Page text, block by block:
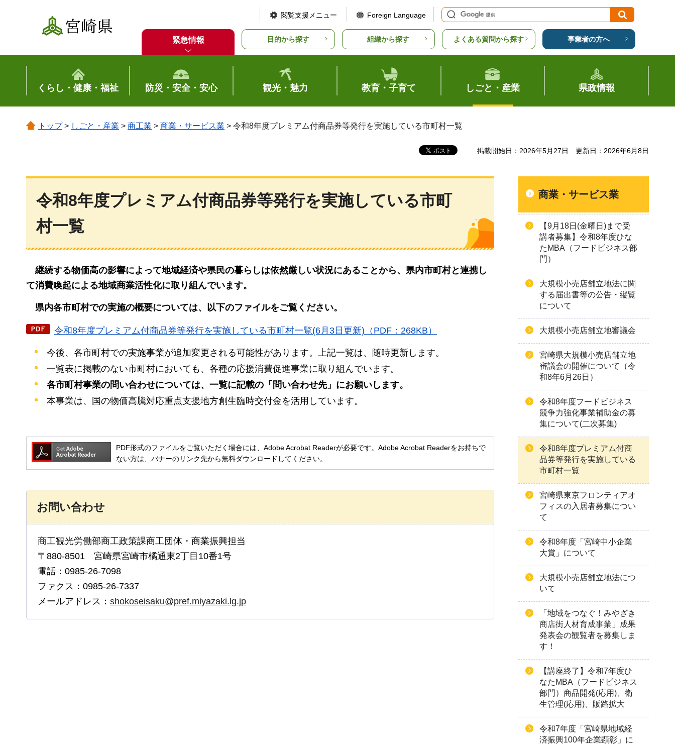
宮崎県
閲覧支援メニュー Foreign Language
緊急情報 目的から探す 組織から探す よくある質問から探す 事業者の方へ
くらし・健康・福祉 防災・安全・安心 観光・魅力 教育・子育て しごと・産業 県政情報
トップ> しごと・産業 > 商工業 > 商業・サービス業 > 令和8年度プレミアム付商品券等発行を実施している市町村一覧
掲載開始日：2026年5月27日 更新日：2026年6月8日
令和8年度プレミアム付商品券等発行を実施している市町
村一覧
継続する物価高の影響によって地域経済や県民の暮らしは依然厳しい状況にあることから、県内市町村と連携し
て消費喚起による地域商業活性化に取り組んでいます。
県内各市町村での実施の概要については、以下のファイルをご覧ください。
令和8年度プレミアム付商品券等発行を実施している市町村一覧(6月3日更新)（PDF：268KB）
今後、各市町村での実施事業が追加変更される可能性があります。上記一覧は、随時更新します。
一覧表に掲載のない市町村においても、各種の応援消費促進事業に取り組んでいます。
各市町村事業の問い合わせについては、一覧に記載の「問い合わせ先」にお願いします。
本事業は、国の物価高騰対応重点支援地方創生臨時交付金を活用しています。
PDF形式のファイルをご覧いただく場合には、Adobe Acrobat Readerが必要です。Adobe Acrobat Readerをお持ちで
ない方は、バナーのリンク先から無料ダウンロードしてください。
お問い合わせ
商工観光労働部商工政策課商工団体・商業振興担当
〒880-8501 宮崎県宮崎市橘通東2丁目10番1号
電話：0985-26-7098
ファクス：0985-26-7337
メールアドレス： shokoseisaku@pref.miyazaki.lg.jp
商業・サービス業
【9月18日(金曜日)まで受
講者募集】令和8年度ひな
たMBA（フードビジネス部
門）
大規模小売店舗立地法に関
する届出書等の公告・縦覧
について
大規模小売店舗立地審議会
宮崎県大規模小売店舗立地
審議会の開催について（令
和8年6月26日）
令和8年度フードビジネス
競争力強化事業補助金の募
集について(二次募集)
令和8年度プレミアム付商
品券等発行を実施している
市町村一覧
宮崎県東京フロンティアオ
フィスの入居者募集につい
て
令和8年度「宮崎中小企業
大賞」について
大規模小売店舗立地法につ
いて
「地域をつなぐ！みやざき
商店街人材育成事業」成果
発表会の観覧者を募集しま
す！
【講座終了】令和7年度ひ
なたMBA（フードビジネス
部門）商品開発(応用)、衛
生管理(応用)、販路拡大
令和7年度「宮崎県地域経
済振興100年企業顕彰」に